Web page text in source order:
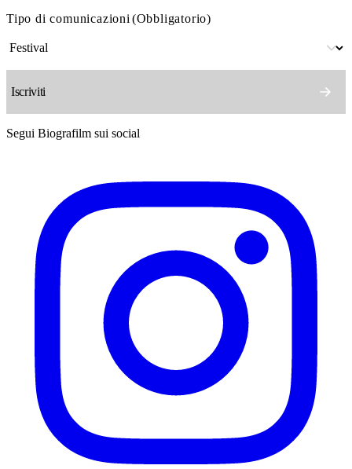
Tipo di comunicazioni (Obbligatorio)
Segui Biografilm sui social